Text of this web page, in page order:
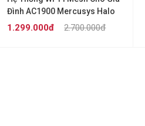
Đình AC1900 Mercusys Halo
H50G (2 pack)
2.700.000đ
1.299.000đ